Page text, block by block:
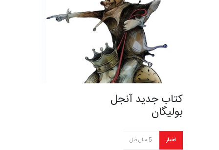
کتاب جدید آنجل
بولیگان
اخبار 5 سال قبل